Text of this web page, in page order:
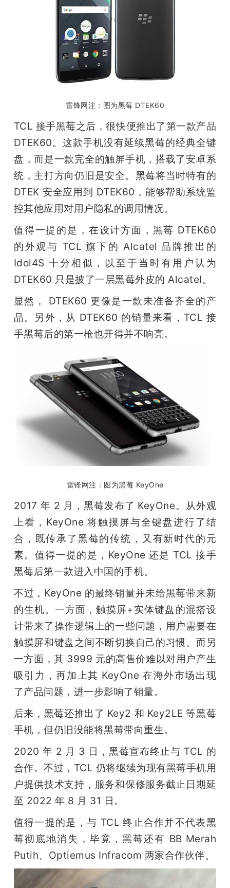
雷锋网注：图为黑莓 DTEK60
TCL 接手黑莓之后，很快便推出了第一款产品
DTEK60。这款手机没有延续黑莓的经典全键
盘，而是一款完全的触屏手机，搭载了安卓系
统，主打方向仍旧是安全。黑莓将当时特有的
DTEK 安全应用到 DTEK60，能够帮助系统监
控其他应用对用户隐私的调用情况。
值得一提的是，在设计方面，黑莓 DTEK60
的外观与 TCL 旗下的 Alcatel 品牌推出的
Idol4S 十分相似，以至于当时有用户认为
DTEK60 只是披了一层黑莓外皮的 Alcatel。
显然， DTEK60 更像是一款未准备齐全的产
品。另外，从 DTEK60 的销量来看，TCL 接
手黑莓后的第一枪也开得并不响亮。
雷锋网注：图为黑莓 KeyOne
2017 年 2 月，黑莓发布了 KeyOne。从外观
上看，KeyOne 将触摸屏与全键盘进行了结
合，既传承了黑莓的传统，又有新时代的元
素。值得一提的是，KeyOne 还是 TCL 接手
黑莓后第一款进入中国的手机。
不过，KeyOne 的最终销量并未给黑莓带来新
的生机。一方面，触摸屏+实体键盘的混搭设
计带来了操作逻辑上的一些问题，用户需要在
触摸屏和键盘之间不断切换自己的习惯。而另
一方面，其 3999 元的高售价难以对用户产生
吸引力，再加上其 KeyOne 在海外市场出现
了产品问题，进一步影响了销量。
后来，黑莓还推出了 Key2 和 Key2LE 等黑莓
手机，但仍旧没能将黑莓带向重生。
2020 年 2 月 3 日，黑莓宣布终止与 TCL 的
合作。不过，TCL 仍将继续为现有黑莓手机用
户提供技术支持，服务和保修服务截止日期延
至 2022 年 8 月 31 日。
值得一提的是，与 TCL 终止合作并不代表黑
莓彻底地消失，毕竟，黑莓还有 BB Merah
Putih、Optiemus Infracom 两家合作伙伴。